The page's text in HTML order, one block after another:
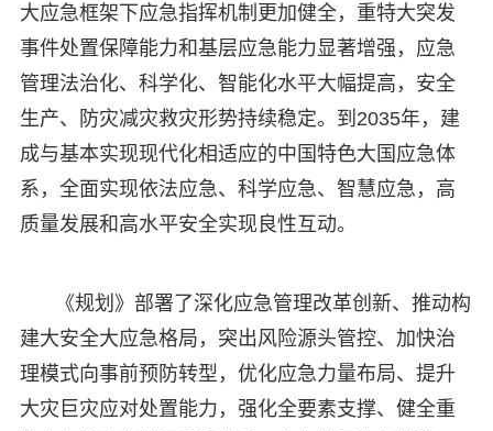
大应急框架下应急指挥机制更加健全，重特大突发
事件处置保障能力和基层应急能力显著增强，应急
管理法治化、科学化、智能化水平大幅提高，安全
生产、防灾减灾救灾形势持续稳定。到2035年，建
成与基本实现现代化相适应的中国特色大国应急体
系，全面实现依法应急、科学应急、智慧应急，高
质量发展和高水平安全实现良性互动。
《规划》部署了深化应急管理改革创新、推动构
建大安全大应急格局，突出风险源头管控、加快治
理模式向事前预防转型，优化应急力量布局、提升
大灾巨灾应对处置能力，强化全要素支撑、健全重